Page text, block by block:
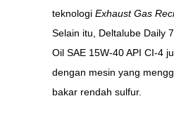
teknologi Exhaust Gas
Selain itu, Deltalube Daily
Oil SAE 15W-40 API CI-4
dengan mesin yang
bakar rendah sulfur.